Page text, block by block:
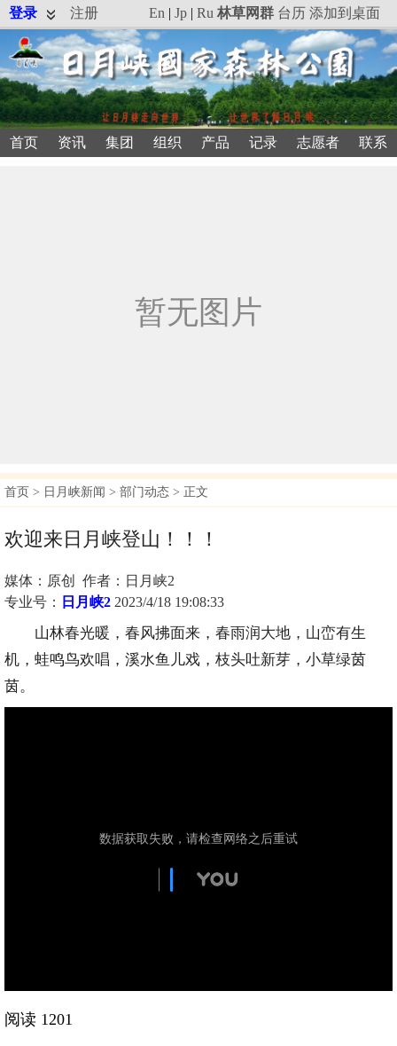
登录 注册 En | Jp | Ru 林草网群 台历 添加到桌面
首页 资讯 集团 组织 产品 记录 志愿者 联系
首页 > 日月峡新闻 > 部门动态 > 正文
欢迎来日月峡登山！！！
媒体：原创 作者：日月峡2
专业号：
日月峡2 2023/4/18 19:08:33
山林春光暖，春风拂面来，春雨润大地，山峦有生
机，蛙鸣鸟欢唱，溪水鱼儿戏，枝头吐新芽，小草绿茵
茵。
阅读 1201